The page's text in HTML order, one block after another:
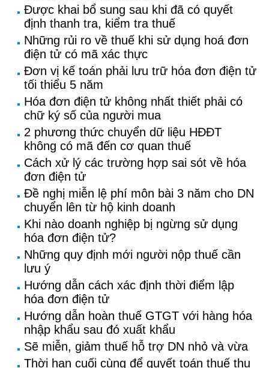
Được khai bổ sung sau khi đã có quyết
định thanh tra, kiểm tra thuế
Những rủi ro về thuế khi sử dụng hoá đơn
điện tử có mã xác thực
Đơn vị kế toán phải lưu trữ hóa đơn điện tử
tối thiểu 5 năm
Hóa đơn điện tử không nhất thiết phải có
chữ ký số của người mua
2 phương thức chuyển dữ liệu HĐĐT
không có mã đến cơ quan thuế
Cách xử lý các trường hợp sai sót về hóa
đơn điện tử
Đề nghị miễn lệ phí môn bài 3 năm cho DN
chuyển lên từ hộ kinh doanh
Khi nào doanh nghiệp bị ngừng sử dụng
hóa đơn điện tử?
Những quy định mới người nộp thuế cần
lưu ý
Hướng dẫn cách xác định thời điểm lập
hóa đơn điện tử
Hướng dẫn hoàn thuế GTGT với hàng hóa
nhập khẩu sau đó xuất khẩu
Sẽ miễn, giảm thuế hỗ trợ DN nhỏ và vừa
Thời hạn cuối cùng để quyết toán thuế thu